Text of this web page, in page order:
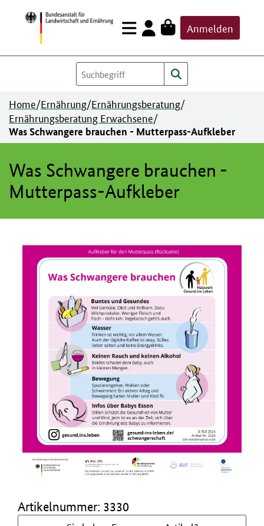
Zum
Inhalt
springen
Anmelden
Home/Ernährung/Ernährungsberatung/
Ernährungsberatung Erwachsene/
Was Schwangere brauchen - Mutterpass-Aufkleber
Was Schwangere brauchen -
Mutterpass-Aufkleber
Artikelnummer: 3330